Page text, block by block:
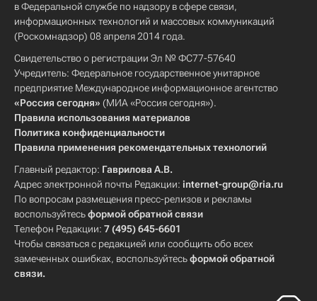
в Федеральной службе по надзору в сфере связи,
информационных технологий и массовых коммуникаций
(Роскомнадзор) 08 апреля 2014 года.
Свидетельство о регистрации Эл № ФС77-57640
Учредитель: Федеральное государственное унитарное
предприятие Международное информационное агентство
«Россия сегодня» (МИА «Россия сегодня»).
Правила использования материалов
Политика конфиденциальности
Правила применения рекомендательных технологий
Главный редактор: Гаврилова А.В.
Адрес электронной почты Редакции: internet-group@ria.ru
По вопросам размещения пресс-релизов и рекламы
воспользуйтесьформой обратной связи
Телефон Редакции: 7 (495) 645-6601
Чтобы связаться с редакцией или сообщить обо всех
замеченных ошибках, воспользуйтесьформой обратной
связи.